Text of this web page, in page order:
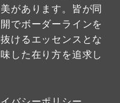
があります。皆が同
でボーダーラインを
けるエッセンスとな
した在り方を追求し